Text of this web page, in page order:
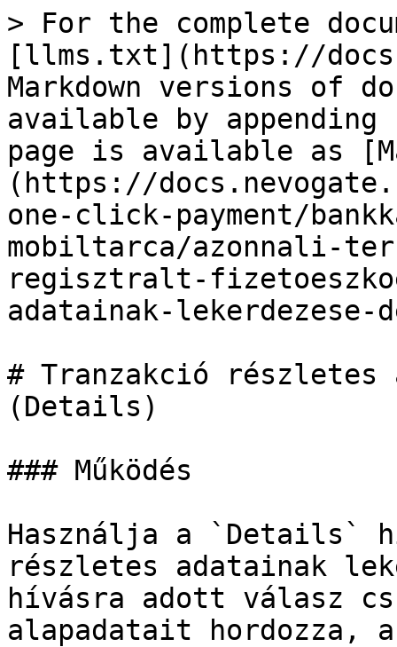
> For the complete
[llms.txt](https://
Markdown versions of
available by
page is available as
(https://
one-click-payment/
mobiltarca/azonnali-
regisztralt-
adatainak-
# Tranzakció részletes
(Details)
### Működés
Használja a `Details`
részletes adatainak
hívásra adott válasz
alapadatait hordozza,